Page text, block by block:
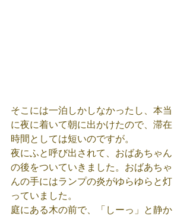
そこには一泊しかしなかったし、本当
に夜に着いて朝に出かけたので、滞在
時間としては短いのですが。
夜にふと呼び出されて、おばあちゃん
の後をついていきました。おばあちゃ
んの手にはランプの炎がゆらゆらと灯
っていました。
庭にある木の前で、「しーっ」と静か